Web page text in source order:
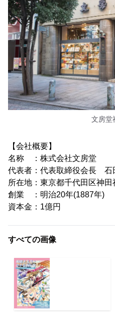
文房堂
【会社概要】
名称 ：株式会社文房堂
代表者：代表取締役会長 石
所在地：東京都千代田区神田
創業 ：明治20年(1887年)
資本金：1億円
すべての画像